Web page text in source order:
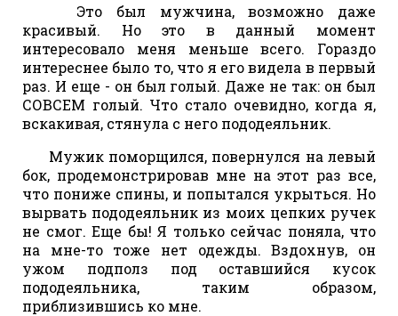
Это был мужчина, возможно даже
красивый. Но это в данный момент
интересовало меня меньше всего. Гораздо
интереснее было то, что я его видела в первый
раз. И еще - он был голый. Даже не так: он был
СОВСЕМ голый. Что стало очевидно, когда я,
вскакивая, стянула с него пододеяльник.
Мужик поморщился, повернулся на левый
бок, продемонстрировав мне на этот раз все,
что пониже спины, и попытался укрыться. Но
вырвать пододеяльник из моих цепких ручек
не смог. Еще бы! Я только сейчас поняла, что
на мне-то тоже нет одежды. Вздохнув, он
ужом подполз под оставшийся кусок
пододеяльника, таким образом,
приблизившись ко мне.